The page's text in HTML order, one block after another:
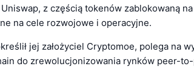
z częścią tokenów zablokowaną na
na cele rozwojowe i operacyjne.
jej założyciel Cryptomoe, polega na
do zrewolucjonizowania rynków peer-